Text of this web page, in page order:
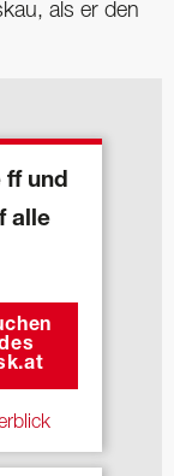
als er den
ff und
alle